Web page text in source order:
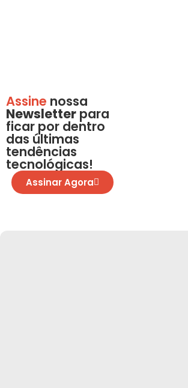
Assine nossa
Newsletter para
ficar por dentro
das últimas
tendências
tecnológicas!
Assinar Agora